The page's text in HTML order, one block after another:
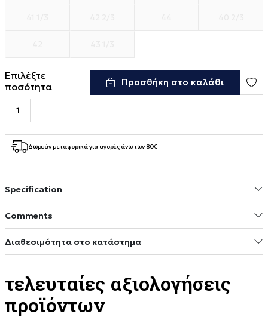
Επιλέξτε
ποσότητα
Προσθήκη στο καλάθι
Δωρεάν μεταφορικά για αγορές άνω των 80€
Specification
Comments
Διαθεσιμότητα στο κατάστημα
τελευταίες αξιολογήσεις
προϊόντων